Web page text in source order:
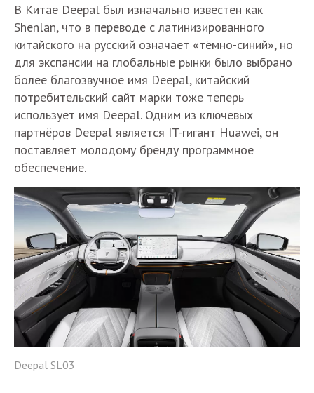
В Китае Deepal был изначально известен как
Shenlan, что в переводе с латинизированного
китайского на русский означает «тёмно-синий», но
для экспансии на глобальные рынки было выбрано
более благозвучное имя Deepal, китайский
потребительский сайт марки тоже теперь
использует имя Deepal. Одним из ключевых
партнёров Deepal является IT-гигант Huawei, он
поставляет молодому бренду программное
обеспечение.
Deepal SL03